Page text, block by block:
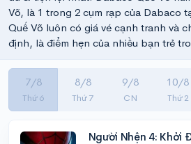
Võ, là 1 trong 2 cụm rạp của Dabaco
Quế Võ luôn có giá vé cạnh tranh và
định, là điểm hẹn của nhiều bạn trẻ
7/8
Thứ 6
8/8
Thứ 7
9/8
CN
10/8
Thứ 2
Người Nhện 4: Khởi